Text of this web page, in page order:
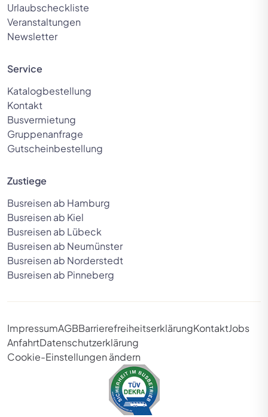
Slider Seite 3Slider Seite 4Slider Seite 5
Urlaubscheckliste
Veranstaltungen
Newsletter
Service
Katalogbestellung
Kontakt
Busvermietung
Gruppenanfrage
Gutscheinbestellung
Zustiege
Busreisen ab Hamburg
Busreisen ab Kiel
Busreisen ab Lübeck
Busreisen ab Neumünster
Busreisen ab Norderstedt
Busreisen ab Pinneberg
ImpressumAGBBarrierefreiheitserklärungKontaktJobs
AnfahrtDatenschutzerklärung
Cookie-Einstellungen ändern